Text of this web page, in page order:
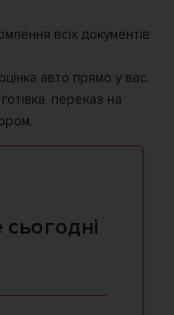
всіх документів
авто прямо у вас.
переказ на